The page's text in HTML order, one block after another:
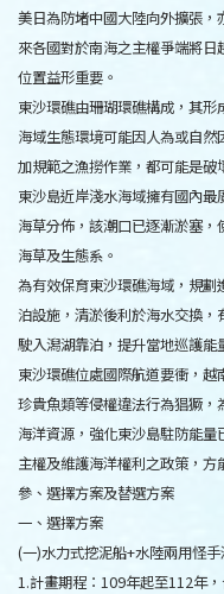
美日為防堵中國大陸向外擴張
來各國對於南海之主權爭端將
位置益形重要。
東沙環礁由珊瑚環礁構成，其形
海域生態環境可能因人為或自
加規範之漁撈作業，都可能是破
東沙島近岸淺水海域擁有國內
海草分佈，該潮口已逐漸淤塞
海草及生態系。
為有效保育東沙環礁海域，規
泊設施，清淤後利於海水交換
駛入潟湖靠泊，提升當地巡護能
東沙環礁位處國際航道要衝，
珍貴魚類等侵權違法行為猖獗
海洋資源，強化東沙島駐防能
主權及維護海洋權利之政策，方
參、選擇方案及替選方案
一、選擇方案
(一)水力式挖泥船+水陸兩用怪
1.計畫期程：109年起至112年，